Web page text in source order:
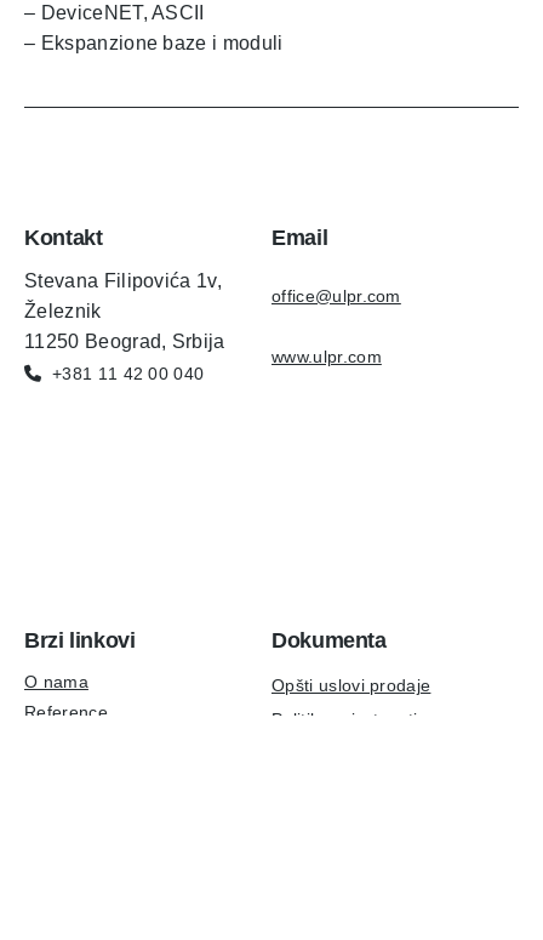
– DeviceNET, ASCII
– Ekspanzione baze i moduli
Kontakt
Stevana Filipovića 1v,
Železnik
11250 Beograd, Srbija
+381 11 42 00 040
Email
office@ulpr.com
www.ulpr.com
Brzi linkovi
O nama
Reference
Dokumenta
Opšti uslovi prodaje
Politika privatnosti